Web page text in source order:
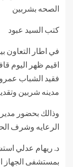
الصحه بشربين
كتب السيد عبود
في اطار التعاون
اقيم ظهر اليوم
فقيد الشباب
مدينه شربين
وذالك بحضور مدير
الرعايه وشرف
د. ريهام عدلي
بمستشفى الجهاز